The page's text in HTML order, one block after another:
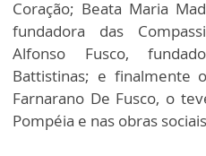
Coração; Beata Maria
fundadora das
Alfonso Fusco,
Battistinas; e finalmente o
Farnarano De Fusco, o
Pompéia e nas obras